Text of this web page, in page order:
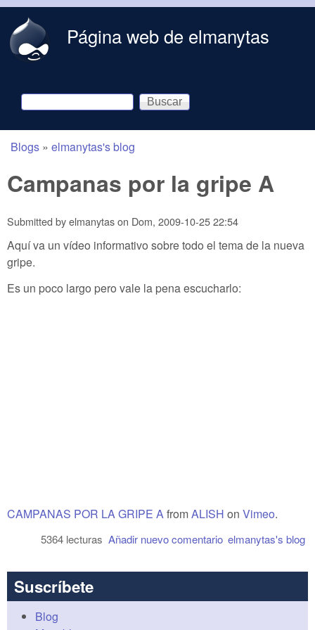
Página web de elmanytas
Formulario de búsqueda
Buscar
You are here
Blogs » elmanytas's blog
Campanas por la gripe A
Submitted byelmanytason Dom, 2009-10-25 22:54
Aquí va un vídeo informativo sobre todo el tema de la nueva
gripe.
Es un poco largo pero vale la pena escucharlo:
CAMPANAS POR LA GRIPE AfromALISH on Vimeo.
elmanytas's blog
Añadir nuevo comentario
5364 lecturas
Suscríbete
Blog